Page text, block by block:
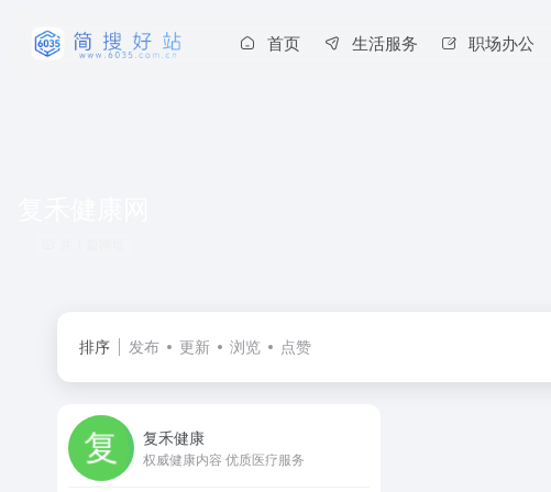
首页 生活服务 职场办公
排序 发布 更新 浏览 点赞
复禾健康
权威健康内容 优质医疗服务